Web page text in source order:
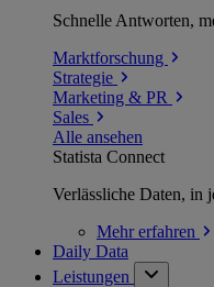
Schnelle Antworten,
Marktforschung
Strategie
Marketing & PR
Sales
Alle ansehen
Statista Connect
Verlässliche Daten, in
Mehrerfahren
Daily Data
Leistungen